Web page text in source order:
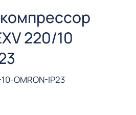
220/10
OMRON-IP23